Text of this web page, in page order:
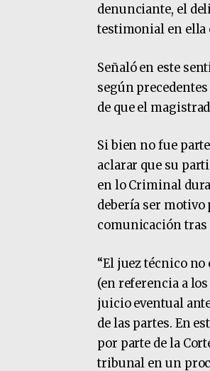
denunciante, el
testimonial en ella
Señaló en este
según
de que el
Si bien no fue
aclarar que su
en lo Criminal
debería ser motivo
comunicación tras
“El juez técnico
(en referencia a
juicio eventual
de las partes. En
por parte de la
tribunal en un